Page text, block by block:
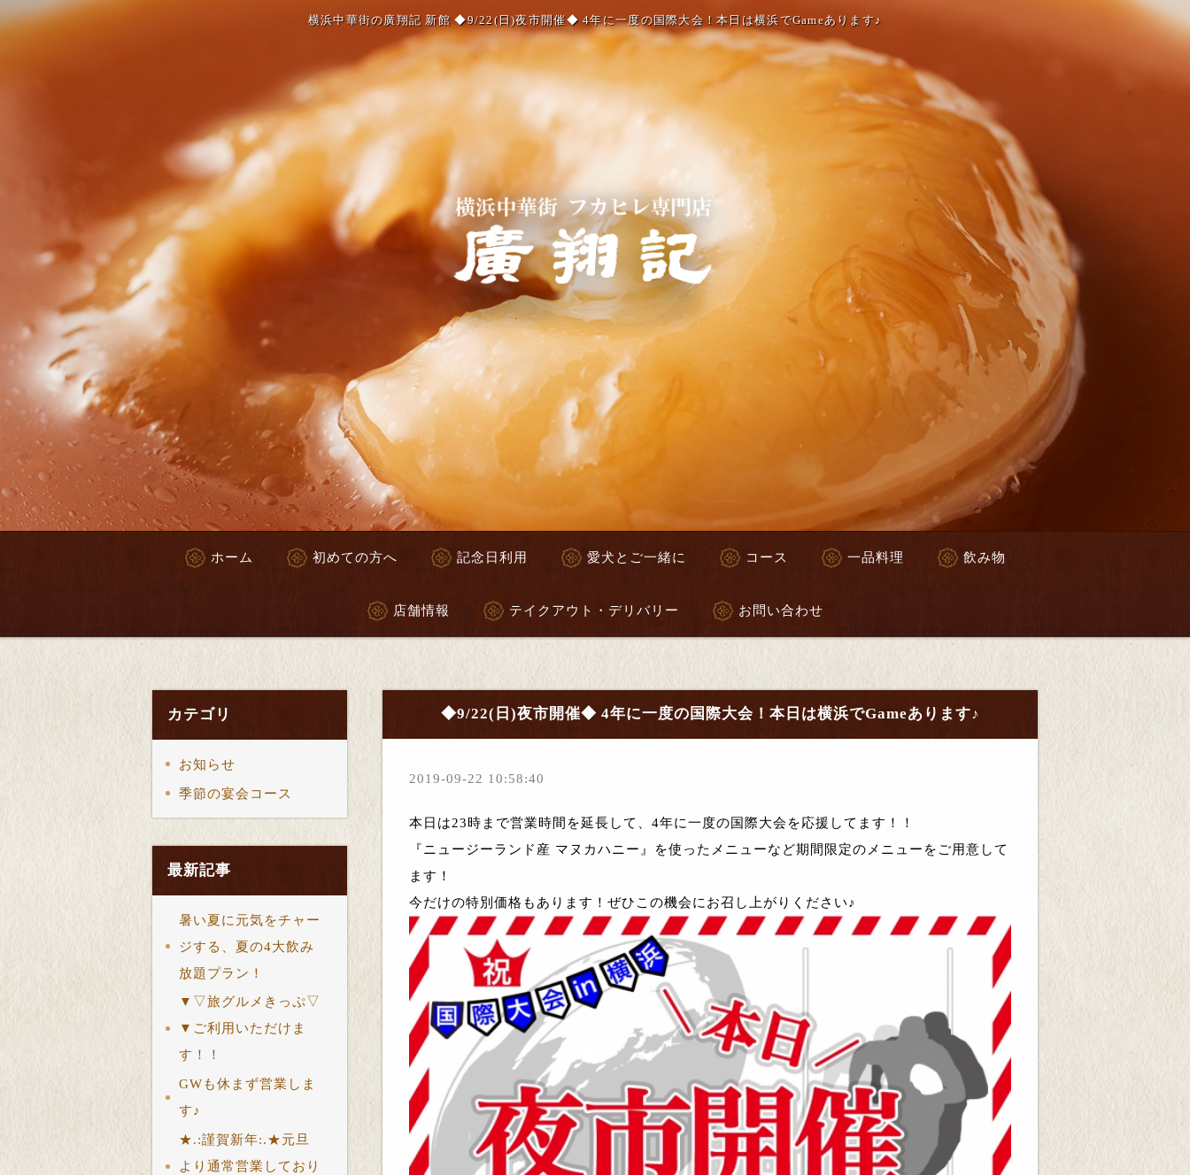
横浜中華街の廣翔記 新館 ◆9/22(日)夜市開催◆ 4年に一度の国際大会！本日は横浜でGameあります♪
ホーム 初めての方へ 記念日利用 愛犬とご一緒に コース 一品料理 飲み物
店舗情報 テイクアウト・デリバリー お問い合わせ
カテゴリ
お知らせ
季節の宴会コース
最新記事
暑い夏に元気をチャー
ジする、夏の4大飲み
放題プラン！
▼▽旅グルメきっぷ▽
▼ご利用いただけま
す！！
GWも休まず営業しま
す♪
★.:謹賀新年:.★元旦
より通常営業しており
◆9/22(日)夜市開催◆ 4年に一度の国際大会！本日は横浜でGameあります♪
2019-09-22 10:58:40
本日は23時まで営業時間を延長して、4年に一度の国際大会を応援してます！！
『ニュージーランド産 マヌカハニー 』 を使ったメニューなど期間限定のメニューをご用意して
ます！
今だけの特別価格もあります！ぜひこの機会にお召し上がりください♪